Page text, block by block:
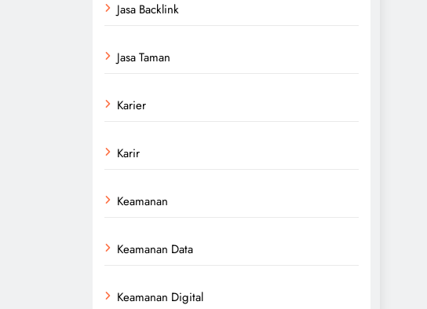
Jasa Backlink
Jasa Taman
Karier
Karir
Keamanan
Keamanan Data
Keamanan Digital